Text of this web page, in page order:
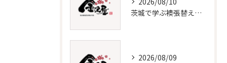
茨城で学ぶ襖張替えの費用と時期
2026/08/09